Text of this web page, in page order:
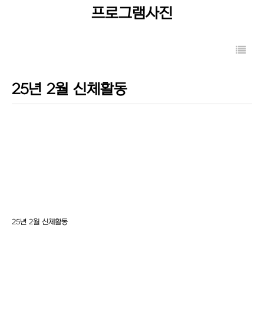
프로그램사진
25년 2월 신체활동
25년 2월 신체활동